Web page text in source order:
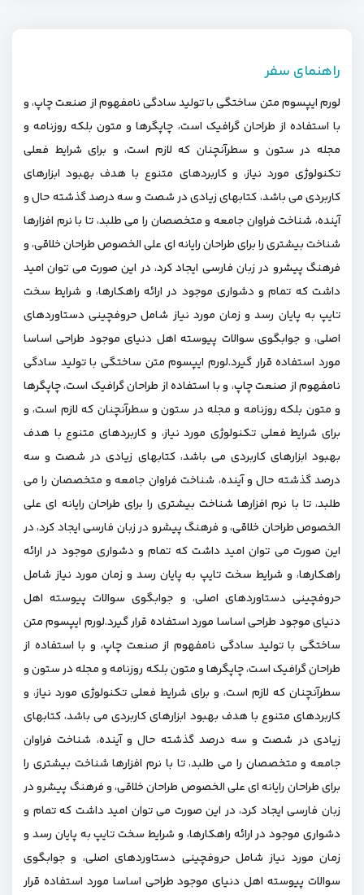
راهنمای سفر
لورم ایپسوم متن ساختگی با تولید سادگی نامفهوم از صنعت چاپ، و
با استفاده از طراحان گرافیک است، چاپگرها و متون بلکه روزنامه و
مجله در ستون و سطرآنچنان که لازم است، و برای شرایط فعلی
تکنولوژی مورد نیاز، و کاربردهای متنوع با هدف بهبود ابزارهای
کاربردی می باشد، کتابهای زیادی در شصت و سه درصد گذشته حال و
آینده، شناخت فراوان جامعه و متخصصان را می طلبد، تا با نرم افزارها
شناخت بیشتری را برای طراحان رایانه ای علی الخصوص طراحان خلاقی، و
فرهنگ پیشرو در زبان فارسی ایجاد کرد، در این صورت می توان امید
داشت که تمام و دشواری موجود در ارائه راهکارها، و شرایط سخت
تایپ به پایان رسد و زمان مورد نیاز شامل حروفچینی دستاوردهای
اصلی، و جوابگوی سوالات پیوسته اهل دنیای موجود طراحی اساسا
مورد استفاده قرار گیرد.لورم ایپسوم متن ساختگی با تولید سادگی
نامفهوم از صنعت چاپ، و با استفاده از طراحان گرافیک است، چاپگرها
و متون بلکه روزنامه و مجله در ستون و سطرآنچنان که لازم است، و
برای شرایط فعلی تکنولوژی مورد نیاز، و کاربردهای متنوع با هدف
بهبود ابزارهای کاربردی می باشد، کتابهای زیادی در شصت و سه
درصد گذشته حال و آینده، شناخت فراوان جامعه و متخصصان را می
طلبد، تا با نرم افزارها شناخت بیشتری را برای طراحان رایانه ای علی
الخصوص طراحان خلاقی، و فرهنگ پیشرو در زبان فارسی ایجاد کرد، در
این صورت می توان امید داشت که تمام و دشواری موجود در ارائه
راهکارها، و شرایط سخت تایپ به پایان رسد و زمان مورد نیاز شامل
حروفچینی دستاوردهای اصلی، و جوابگوی سوالات پیوسته اهل
دنیای موجود طراحی اساسا مورد استفاده قرار گیرد.لورم ایپسوم متن
ساختگی با تولید سادگی نامفهوم از صنعت چاپ، و با استفاده از
طراحان گرافیک است، چاپگرها و متون بلکه روزنامه و مجله در ستون و
سطرآنچنان که لازم است، و برای شرایط فعلی تکنولوژی مورد نیاز، و
کاربردهای متنوع با هدف بهبود ابزارهای کاربردی می باشد، کتابهای
زیادی در شصت و سه درصد گذشته حال و آینده، شناخت فراوان
جامعه و متخصصان را می طلبد، تا با نرم افزارها شناخت بیشتری را
برای طراحان رایانه ای علی الخصوص طراحان خلاقی، و فرهنگ پیشرو در
زبان فارسی ایجاد کرد، در این صورت می توان امید داشت که تمام و
دشواری موجود در ارائه راهکارها، و شرایط سخت تایپ به پایان رسد و
زمان مورد نیاز شامل حروفچینی دستاوردهای اصلی، و جوابگوی
سوالات پیوسته اهل دنیای موجود طراحی اساسا مورد استفاده قرار